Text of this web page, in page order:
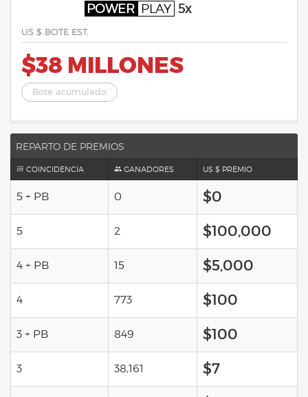
POWER PLAY 5x
US $ BOTE EST.
$38 MILLONES
Bote acumulado
REPARTO DE PREMIOS
COINCIDENCIA GANADORES US $ PREMIO
5 + PB 0 $0
5 2 $100,000
4 + PB 15 $5,000
4 773 $100
3 + PB 849 $100
3 38,161 $7